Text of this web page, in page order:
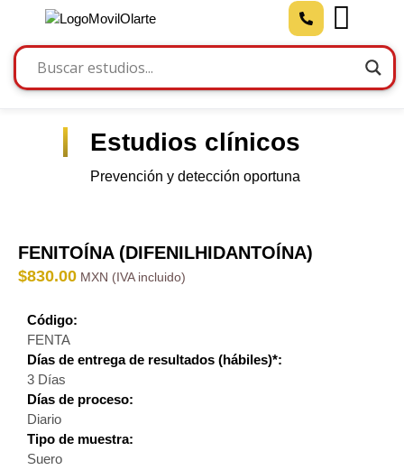
Estudios clínicos
Prevención y detección oportuna
FENITOÍNA (DIFENILHIDANTOÍNA)
$830.00
Código:
FENTA
Días de entrega de resultados (hábiles)*:
3 Días
Días de proceso:
Diario
Tipo de muestra:
Suero